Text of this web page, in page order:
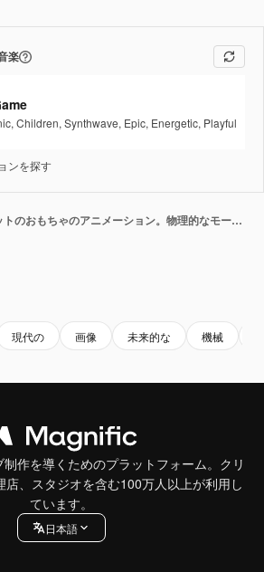
楽
, Children, Synthwave, Epic, Energetic, Playful
ンを探す
白い笑顔のロボットのおもちゃのアニメーション。物理的なモーションブラー。リアルなグリーンバックの4Kアニメーション。グリーンバック
現代の 画像 未来的な 機械
作を導くためのプラットフォーム。クリ
店、スタジオを含む100万人以上が利用し
ています。
日本語